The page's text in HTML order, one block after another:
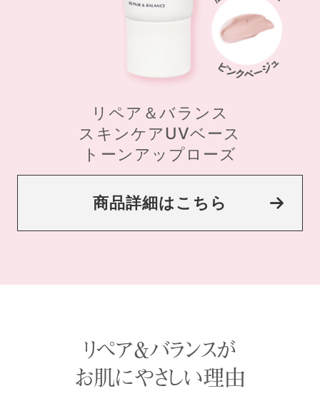
リペア＆バランス
スキンケアUVベース
トーンアップローズ
商品詳細はこちら
リペア＆バランスが
お肌にやさしい理由